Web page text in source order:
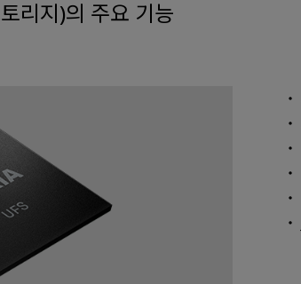
리지)의 주요 기능